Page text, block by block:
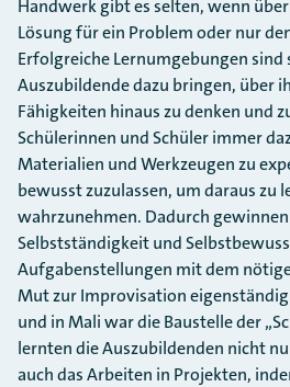
Handwerk gibt es selten, wenn
Lösung für ein Problem oder nur
Erfolgreiche Lernumgebungen sind
Auszubildende dazu bringen, über
Fähigkeiten hinaus zu denken und
Schülerinnen und Schüler immer
Materialien und Werkzeugen zu
bewusst zuzulassen, um daraus zu
wahrzunehmen. Dadurch
Selbstständigkeit und
Aufgabenstellungen mit dem
Mut zur Improvisation eigenständig
und in Mali war die Baustelle der
lernten die Auszubildenden nicht
auch das Arbeiten in Projekten,